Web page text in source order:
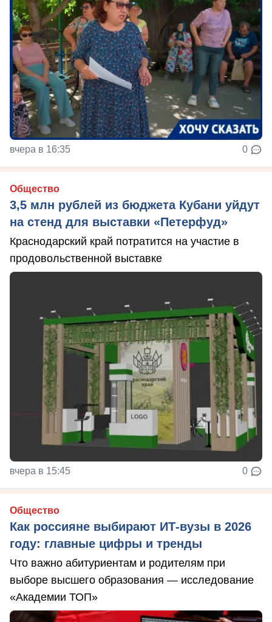
вчера в 16:35 0
Общество
3,5 млн рублей из бюджета Кубани уйдут
на стенд для выставки «Петерфуд»
Краснодарский край потратится на участие в
продовольственной выставке
вчера в 15:45 0
Общество
Как россияне выбирают ИТ-вузы в 2026
году: главные цифры и тренды
Что важно абитуриентам и родителям при
выборе высшего образования — исследование
«Академии ТОП»